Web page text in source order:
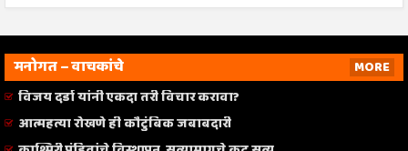
मनोगत – वाचकांचे
MORE
विजय दर्डा यांनी एकदा तरी विचार करावा?
आत्महत्या रोखणे ही कौटुंबिक जबाबदारी